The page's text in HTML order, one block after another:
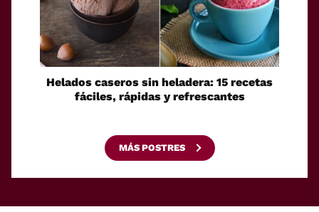
Helados caseros sin heladera: 15 recetas
fáciles, rápidas y refrescantes
MÁS POSTRES